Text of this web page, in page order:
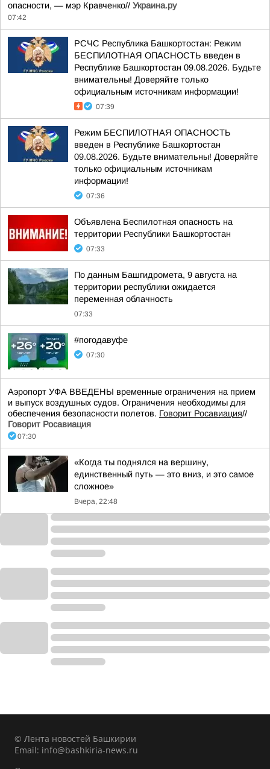
опасности, — мэр Кравченко// Украина.ру
07:42
РСЧС Республика Башкортостан: Режим
БЕСПИЛОТНАЯ ОПАСНОСТЬ введен в
Республике Башкортостан 09.08.2026. Будьте
внимательны! Доверяйте только
официальным источникам информации!
07:39
Режим БЕСПИЛОТНАЯ ОПАСНОСТЬ
введен в Республике Башкортостан
09.08.2026. Будьте внимательны! Доверяйте
только официальным источникам
информации!
07:36
Объявлена Беспилотная опасность на
территории Республики Башкортостан
07:33
По данным Башгидромета, 9 августа на
территории республики ожидается
переменная облачность
07:33
#погодавуфе
07:30
Аэропорт УФА ВВЕДЕНЫ временные ограничения на прием
и выпуск воздушных судов. Ограничения необходимы для
обеспечения безопасности полетов. Говорит Росавиация//
Говорит Росавиация
07:30
«Когда ты поднялся на вершину,
единственный путь — это вниз, и это самое
сложное»
Вчера, 22:48
© Лента новостей Башкирии
Email: info@bashkiria-news.ru